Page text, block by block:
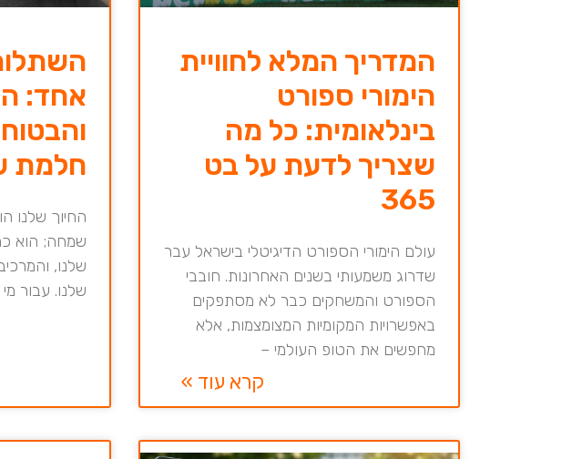
המדריך המלא לחוויית
הימורי ספורט
בינלאומית: כל מה
שצריך לדעת על בט
365
עולם הימורי הספורט הדיגיטלי בישראל עבר
שדרוג משמעותי בשנים האחרונות. חובבי
הספורט והמשחקים כבר לא מסתפקים
באפשרויות המקומיות המצומצמות, אלא
מחפשים את הטופ העולמי –
קרא עוד »
אחד:
חלמת
החיוך שלנו
שמחה; הוא
שלנו,
שלנו. עבור